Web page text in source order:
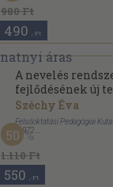
980 Ft
490 ,-Ft
A nevelés
fejlődésének új
felsőoktatásban
Széchy Éva
Felsőoktatási Pedagógiai
, 1972
Tűzött kötés
A Felsőoktatási Pedagógiai
sorozat
1.110 Ft
50
550 ,-Ft